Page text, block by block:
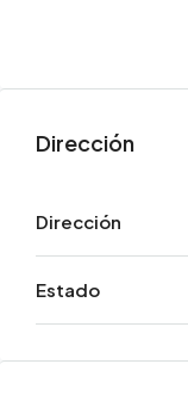
Dirección
Dirección
Estado